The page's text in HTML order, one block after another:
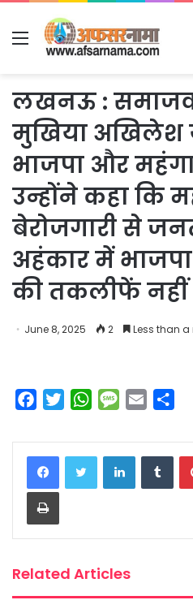
Menu
लखनऊ :
मुखिया अखिलेश
भाजपा और
उन्होंने कहा कि
बेरोजगारी से
अहंकार में
की तकलीफें नहीं
June 8, 2025 2 Less than
c
e
b
o
o
i
t
t
W
a
t
s
M
s
s
a
a
i
a
r
e
LinkedIn
Print
Related Articles